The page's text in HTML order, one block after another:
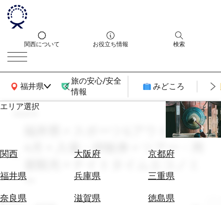
関西について お役立ち情報 検索
福井県
関西広域MAP
旅の安心/安全
情報
みどころ
エリア選択
関西 大阪府
京都府
福井県
兵庫県
三重県
奈良県
滋賀県
徳島県
エ
券
search
福井県 × スポーツ&アウトドア ×
4月 × 入場・拝観券 × ツアー・周
ー